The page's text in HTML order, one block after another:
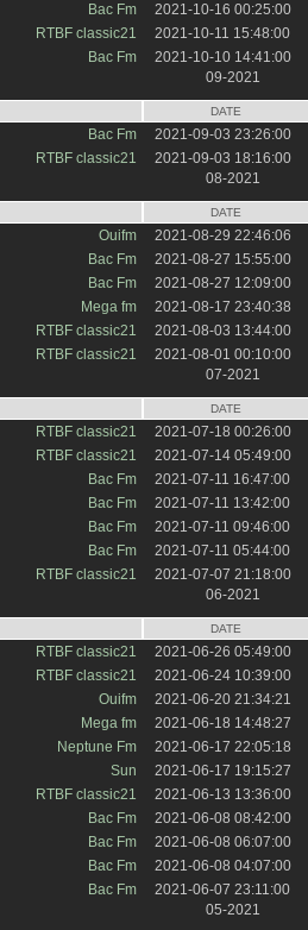
Bac Fm
2021-10-16 00:25:00
RTBF classic21
2021-10-11 15:48:00
Bac Fm
2021-10-10 14:41:00
09-2021
DATE
Bac Fm 2021-09-03 23:26:00
RTBF classic21
2021-09-03 18:16:00
08-2021
DATE
Ouifm 2021-08-29 22:46:06
Bac Fm
2021-08-27 15:55:00
Bac Fm
2021-08-27 12:09:00
Mega fm
2021-08-17 23:40:38
RTBF classic21
2021-08-03 13:44:00
RTBF classic21
2021-08-01 00:10:00
07-2021
DATE
RTBF classic21 2021-07-18 00:26:00
RTBF classic21
2021-07-14 05:49:00
Bac Fm
2021-07-11 16:47:00
Bac Fm
2021-07-11 13:42:00
Bac Fm
2021-07-11 09:46:00
Bac Fm
2021-07-11 05:44:00
RTBF classic21
2021-07-07 21:18:00
06-2021
DATE
RTBF classic21 2021-06-26 05:49:00
RTBF classic21
2021-06-24 10:39:00
Ouifm
2021-06-20 21:34:21
Mega fm
2021-06-18 14:48:27
Neptune Fm
2021-06-17 22:05:18
Sun
2021-06-17 19:15:27
RTBF classic21
2021-06-13 13:36:00
Bac Fm
2021-06-08 08:42:00
Bac Fm
2021-06-08 06:07:00
Bac Fm
2021-06-08 04:07:00
Bac Fm
2021-06-07 23:11:00
05-2021